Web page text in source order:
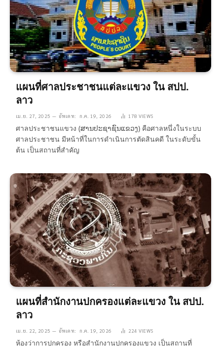
แผนที่ศาลประชาชนแต่ละแขวง ใน สปป.
ลาว
เม.ย. 27, 2025 อัพเดท: ก.ค. 19, 2026 178 VIEWS
ศาลประชาชนแขวง (ສານປະຊາຊົນແຂວງ) คือศาลหนึ่งในระบบ
ศาลประชาชน มีหน้าที่ในการดำเนินการตัดสินคดี ในระดับขั้น
ต้น เป็นสถานที่สำคัญ
แผนที่สำนักงานปกครองแต่ละแขวง ใน สปป.
ลาว
เม.ย. 22, 2025 อัพเดท: ก.ค. 19, 2026 224 VIEWS
ห้องว่าการปกครอง หรือสำนักงานปกครองแขวง เป็นสถานที่